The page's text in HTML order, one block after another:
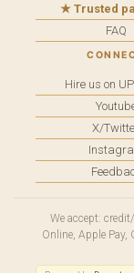
★ Trusted
FAQ
Hire us on
X/
We accept:
Online, Apple Pay,